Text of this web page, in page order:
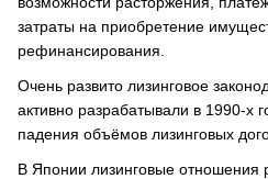
затраты на приобретение
рефинансирования.
Очень развито лизинговое
активно разрабатывали в 1990-х
падения объёмов лизинговых
В Японии лизинговые отношения